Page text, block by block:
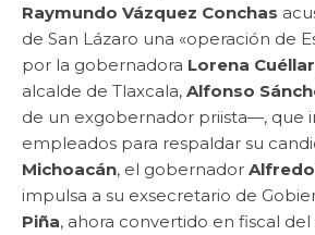
Raymundo Vázquez Conchas
de San Lázaro una «operación de
por la gobernadora Lorena Cuéllar
alcalde de Tlaxcala, Alfonso
de un exgobernador priista—, que
empleados para respaldar su
Michoacán, el gobernador
impulsa a su exsecretario de
Piña, ahora convertido en fiscal